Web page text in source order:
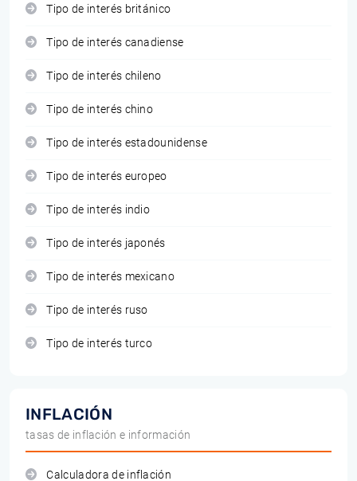
Tipo de interés británico
Tipo de interés canadiense
Tipo de interés chileno
Tipo de interés chino
Tipo de interés estadounidense
Tipo de interés europeo
Tipo de interés indio
Tipo de interés japonés
Tipo de interés mexicano
Tipo de interés ruso
Tipo de interés turco
INFLACIÓN
tasas de inflación e información
Calculadora de inflación